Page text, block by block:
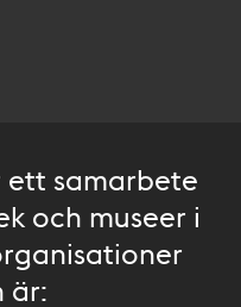
ett samarbete
och museer i
är: